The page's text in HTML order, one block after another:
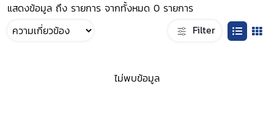
แสดงข้อมูล ถึง รายการ จากทั้งหมด 0 รายการ
Filter
ไม่พบข้อมูล